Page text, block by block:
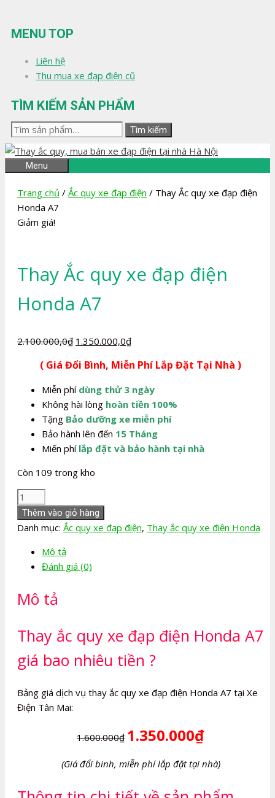
đến
nội
MENU TOP
Liên hệ
Thu mua xe đạp điện cũ
TÌM KIẾM SẢN PHẨM
Tìm
kiếm:
Tìm kiếm
Menu
Trang chủ / Ắc quy xe đạp điện / Thay Ắc quy xe đạp điện
Honda A7
Giảm giá!
Thay Ắc quy xe đạp điện
Honda A7
2.100.000,0₫ Giá
là:
2.100.000,0₫.
1.350.000,0₫Giá
tại
1.350.000,0₫.
( Giá Đổi Bình, Miễn Phí Lắp Đặt Tại Nhà )
Miễn phí dùng thử 3 ngày
Không hài lòng hoàn tiền 100%
Tặng Bảo dưỡng xe miễn phí
Bảo hành lên đến 15 Tháng
Miến phí lắp đặt và bảo hành tại nhà
Còn 109 trong kho
Thay
Ắc
quy
đạp
điện
A7
lượng
Thêm vào giỏ hàng
Danh mục: Ắc quy xe đạp điện, Thay ắc quy xe điện Honda
Mô tả
Đánh giá (0)
Mô tả
Thay ắc quy xe đạp điện Honda A7
giá bao nhiêu tiền ?
Bảng giá dịch vụ thay ắc quy xe đạp điện Honda A7 tại Xe
Điện Tân Mai:
1.600.000₫ 1.350.000₫
(Giá đổi binh, miễn phí lắp đặt tại nhà)